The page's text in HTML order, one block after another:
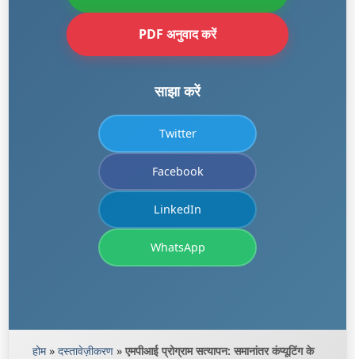
PDF अनुवाद करें
साझा करें
Twitter
Facebook
LinkedIn
WhatsApp
होम» दस्तावेज़ीकरण » एमपीआई प्रोग्राम सत्यापन: समानांतर कंप्यूटिंग के